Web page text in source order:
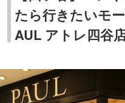
たら行きたいモ
AUL アトレ四谷